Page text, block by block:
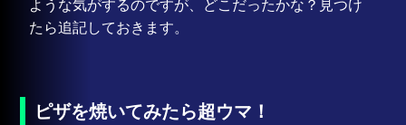
ような気がするのですが、どこだったかな？見つけ
たら追記しておきます。
ピザを焼いてみたら超ウマ！